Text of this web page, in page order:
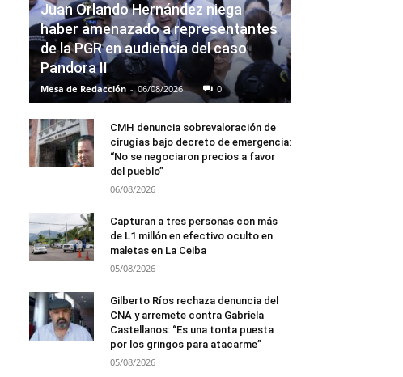
Juan Orlando Hernández niega
haber amenazado a representantes
de la PGR en audiencia del caso
Pandora II
Mesa de Redacción - 06/08/2026 0
CMH denuncia sobrevaloración de
cirugías bajo decreto de emergencia:
“No se negociaron precios a favor
del pueblo”
06/08/2026
Capturan a tres personas con más
de L1 millón en efectivo oculto en
maletas en La Ceiba
05/08/2026
Gilberto Ríos rechaza denuncia del
CNA y arremete contra Gabriela
Castellanos: “Es una tonta puesta
por los gringos para atacarme”
05/08/2026